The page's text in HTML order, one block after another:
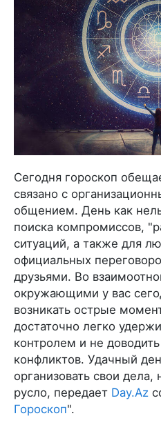
Сегодня гороскоп
связано с
общением. День как
поиска компромиссов,
ситуаций, а также для
официальных
друзьями. Во
окружающими у вас
возникать острые
достаточно легко
контролем и не
конфликтов. Удачный
организовать свои
русло, передает Day.Az
Гороскоп".